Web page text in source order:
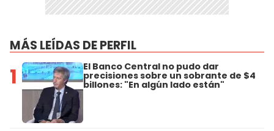
MÁS LEÍDAS DE PERFIL
1 El Banco Central no pudo dar
precisiones sobre un sobrante de $4
billones: "En algún lado están"